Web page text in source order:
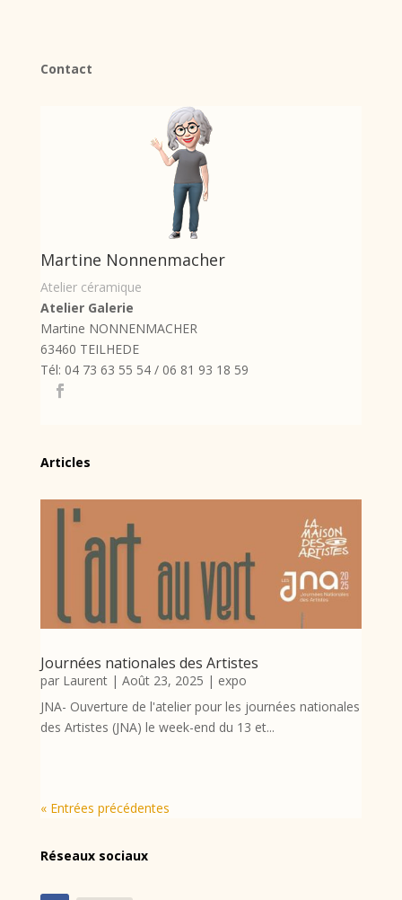
Contact
Martine Nonnenmacher
Atelier céramique
Atelier Galerie
Martine NONNENMACHER
63460 TEILHEDE
Tél: 04 73 63 55 54 / 06 81 93 18 59
Articles
Journées nationales des Artistes
par Laurent| Août 23, 2025 | expo
JNA- Ouverture de l'atelier pour les journées nationales
des Artistes (JNA) le week-end du 13 et...
« Entrées précédentes
Réseaux sociaux